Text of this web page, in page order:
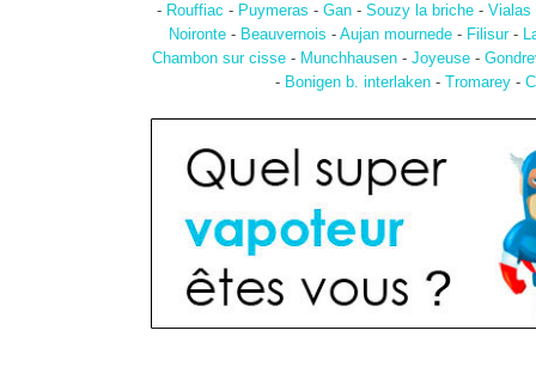
- Rouffiac - Puymeras - Gan- Souzy la briche- Vialas
Noironte - Beauvernois - Aujan mournede - Filisur-
Chambon sur cisse - Munchhausen - Joyeuse -
- Bonigen b. interlaken- Tromarey-